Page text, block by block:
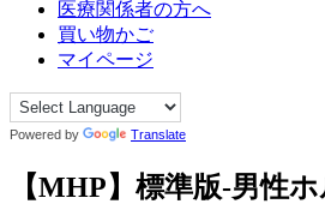
医療関係者の方へ
買い物かご
マイページ
Powered by Translate
【MHP】標準版-男性